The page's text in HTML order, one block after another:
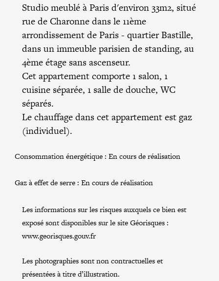
Studio meublé à Paris d'environ 33m2, situé
rue de Charonne dans le 11ème
arrondissement de Paris- quartier Bastille,
dans un immeuble parisien de standing, au
4ème étage sans ascenseur.
Cet appartement comporte 1 salon, 1
cuisine séparée, 1 salle de douche, WC
séparés.
Le chauffage dans cet appartement est gaz
(individuel).
Consommation énergétique : En cours de réalisation
Gaz à effet de serre : En cours de réalisation
Les informations sur les risques auxquels ce bien est
exposé sont disponibles sur le site Géorisques :
www.georisques.gouv.fr
Les photographies sont non contractuelles et
présentées à titre d’illustration.